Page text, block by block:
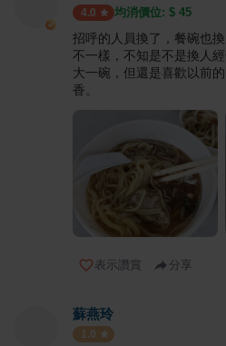
4.0 均消價位: $ 45
招呼的人員換了，餐碗也
不一樣，不知是不是換人
大一碗，但還是喜歡以前
香。
表示讚賞 分享
蘇燕玲
1.0